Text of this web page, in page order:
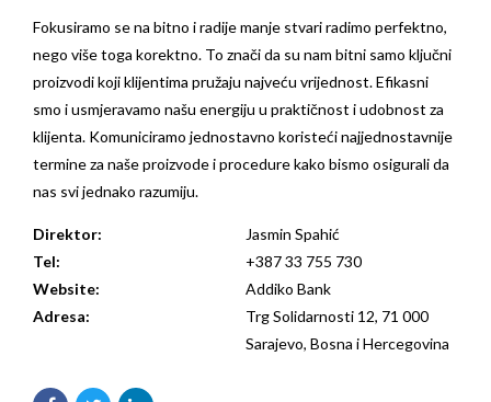
Fokusiramo se na bitno i radije manje stvari radimo perfektno,
nego više toga korektno. To znači da su nam bitni samo ključni
proizvodi koji klijentima pružaju najveću vrijednost. Efikasni
smo i usmjeravamo našu energiju u praktičnost i udobnost za
klijenta. Komuniciramo jednostavno koristeći najjednostavnije
termine za naše proizvode i procedure kako bismo osigurali da
nas svi jednako razumiju.
Direktor:
Jasmin Spahić
Tel:
+387 33 755 730
Website:
Addiko Bank
Adresa:
Trg Solidarnosti 12, 71 000
Sarajevo, Bosna i Hercegovina